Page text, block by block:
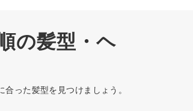
の髪型・ヘ
った髪型を見つけましょう。